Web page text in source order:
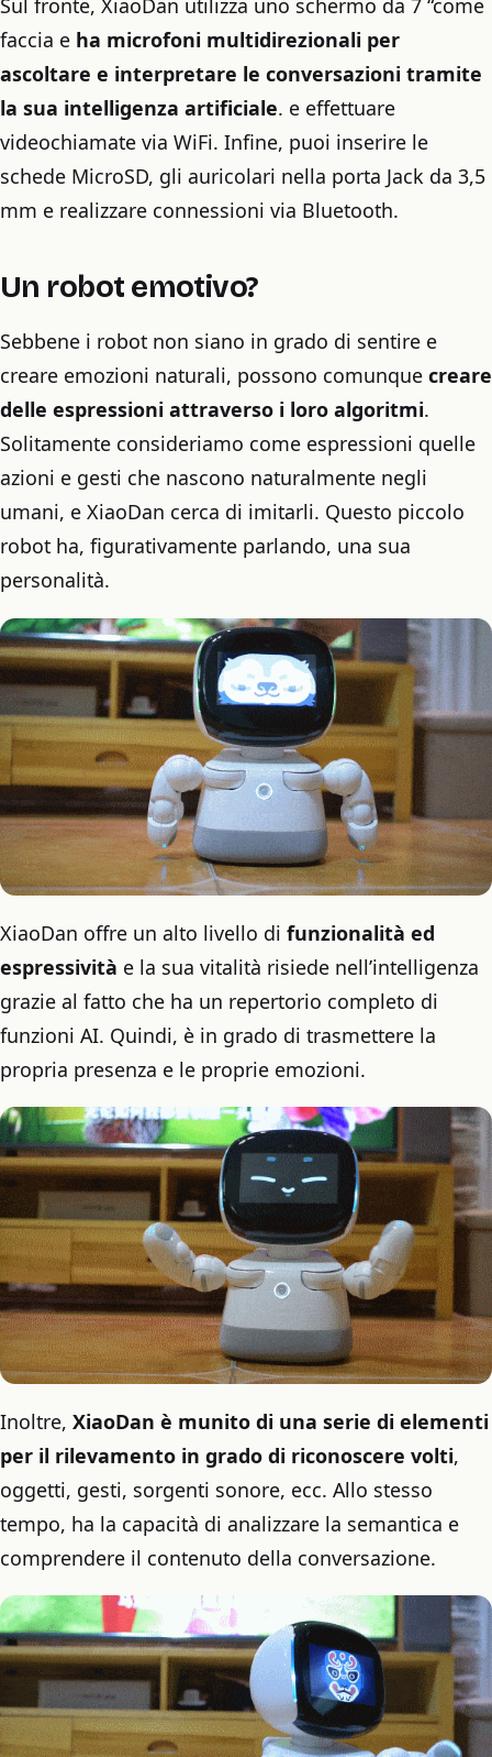
faccia e ha microfoni multidirezionali per
ascoltare e interpretare le conversazioni tramite
la sua intelligenza artificiale. e effettuare
videochiamate via WiFi. Infine, puoi inserire le
schede MicroSD, gli auricolari nella porta Jack da 3,5
mm e realizzare connessioni via Bluetooth.
Un robot emotivo?
Sebbene i robot non siano in grado di sentire e
creare emozioni naturali, possono comunque creare
delle espressioni attraverso i loro algoritmi.
Solitamente consideriamo come espressioni quelle
azioni e gesti che nascono naturalmente negli
umani, e XiaoDan cerca di imitarli. Questo piccolo
robot ha, figurativamente parlando, una sua
personalità.
XiaoDan offre un alto livello di funzionalità ed
espressività e la sua vitalità risiede nell’intelligenza
grazie al fatto che ha un repertorio completo di
funzioni AI. Quindi, è in grado di trasmettere la
propria presenza e le proprie emozioni.
Inoltre, XiaoDan è munito di una serie di elementi
per il rilevamento in grado di riconoscere volti,
oggetti, gesti, sorgenti sonore, ecc. Allo stesso
tempo, ha la capacità di analizzare la semantica e
comprendere il contenuto della conversazione.